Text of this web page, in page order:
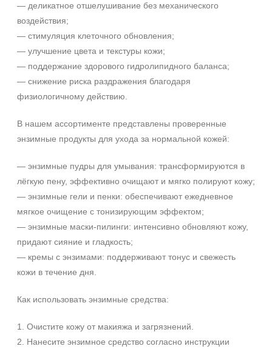
Назначение против
Возрастные изменения
Показать еще
После пилинга
Результат
Тонус
Гладкость
Защита
— деликатное отшелушивание без механического
воздействия;
— стимуляция клеточного обновления;
— улучшение цвета и текстуры кожи;
— поддержание здорового гидролипидного баланса;
— снижение риска раздражения благодаря
физиологичному действию.
В нашем ассортименте представлены проверенные
энзимные продукты для ухода за нормальной кожей:
— энзимные пудры для умывания: трансформируются в
лёгкую пену, эффективно очищают и мягко полируют кожу;
— энзимные гели и пенки: обеспечивают ежедневное
мягкое очищение с тонизирующим эффектом;
— энзимные маски-пилинги: интенсивно обновляют кожу,
придают сияние и гладкость;
— кремы с энзимами: поддерживают тонус и свежесть
кожи в течение дня.
Как использовать энзимные средства:
1. Очистите кожу от макияжа и загрязнений.
2. Нанесите энзимное средство согласно инструкции